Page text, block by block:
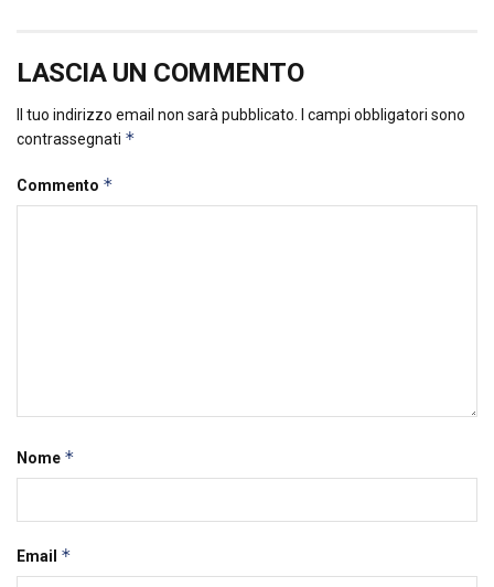
LASCIA UN COMMENTO
Il tuo indirizzo email non sarà pubblicato.
I campi obbligatori sono
contrassegnati *
Commento *
Nome *
Email *